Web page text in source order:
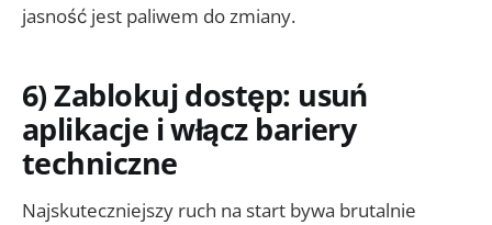
jasność jest paliwem do zmiany.
6) Zablokuj dostęp: usuń
aplikacje i włącz bariery
techniczne
Najskuteczniejszy ruch na start bywa brutalnie